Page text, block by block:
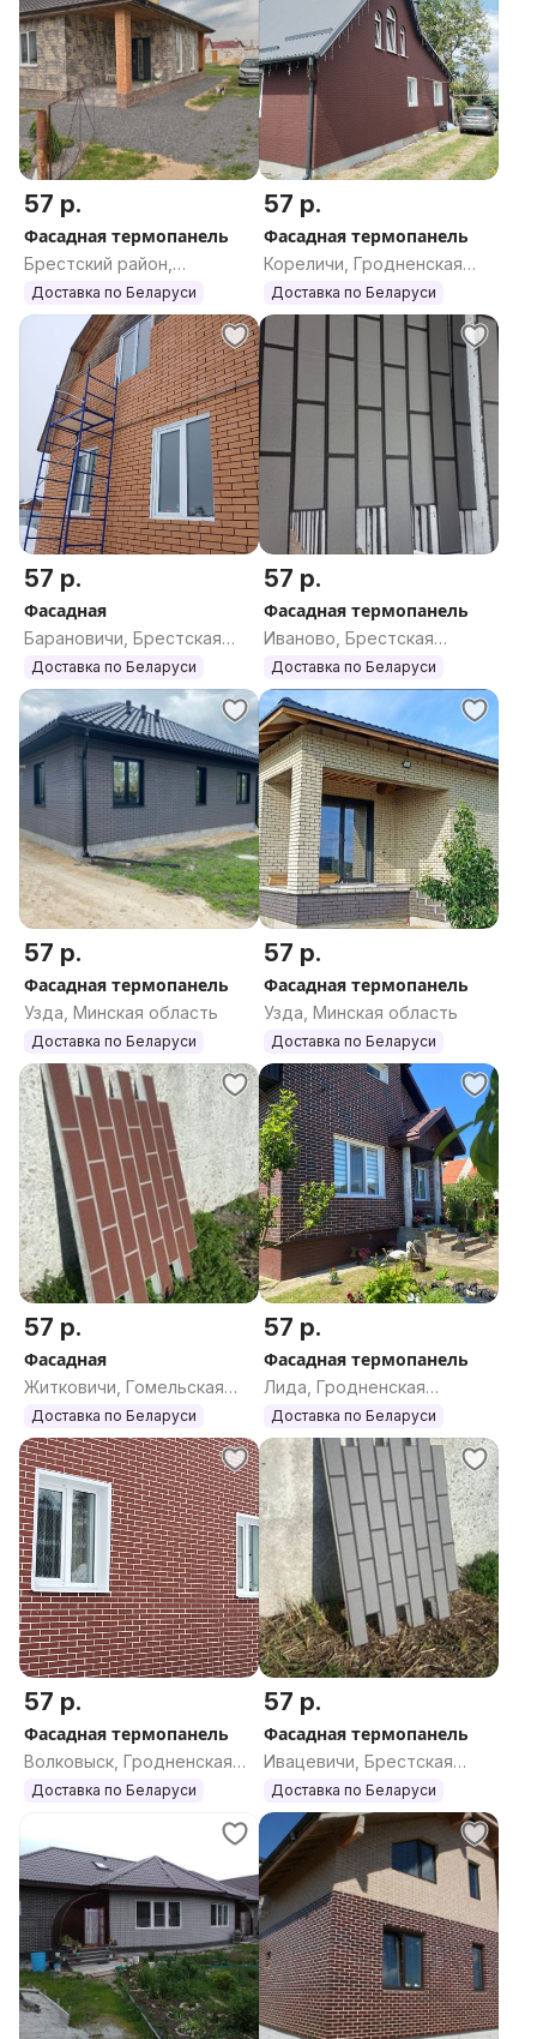
57 р.
Фасадная термопанель
Брестский район,
Брестская область
Доставка по Беларуси
57 р.
Фасадная термопанель
Кореличи, Гродненская
область
Доставка по Беларуси
57 р.
Фасадная
Барановичи, Брестская
область
Доставка по Беларуси
57 р.
Фасадная термопанель
Иваново, Брестская
область
Доставка по Беларуси
57 р.
Фасадная термопанель
Узда, Минская область
Доставка по Беларуси
57 р.
Фасадная термопанель
Узда, Минская область
Доставка по Беларуси
57 р.
Фасадная
Житковичи, Гомельская
область
Доставка по Беларуси
57 р.
Фасадная термопанель
Лида, Гродненская
область
Доставка по Беларуси
57 р.
Фасадная термопанель
Волковыск, Гродненская
область
Доставка по Беларуси
57 р.
Фасадная термопанель
Ивацевичи, Брестская
область
Доставка по Беларуси